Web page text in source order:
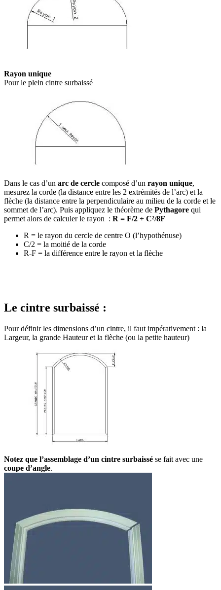
Rayon unique
Pour le plein cintre surbaissé
Dans le cas d’un arc de cercle composé d’un rayon unique,
mesurez la corde (la distance entre les 2 extrémités de l’arc) et la
flèche (la distance entre la perpendiculaire au milieu de la corde et le
sommet de l’arc). Puis appliquez le théorème de Pythagore qui
permet alors de calculer le rayon : R = F/2 + C²/8F
R = le rayon du cercle de centre O (l’hypothénuse)
C/2 = la moitié de la corde
R-F = la différence entre le rayon et la flèche
Le cintre surbaissé :
Pour définir les dimensions d’un cintre, il faut impérativement : la
Largeur, la grande Hauteur et la flèche (ou la petite hauteur)
Notez que l’assemblage d’un cintre surbaissé se fait avec une
coupe d’angle.